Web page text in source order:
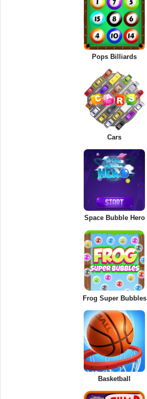
Pops Billiards
Cars
Space Bubble Hero
Frog Super Bubbles
Basketball